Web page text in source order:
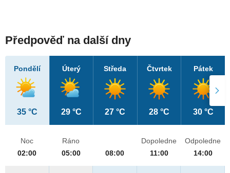
Předpověď na další dny
Pondělí
35 °C
Úterý
29 °C
Středa
27 °C
Čtvrtek
28 °C
Pátek
30 °C
Noc
02:00
Ráno
05:00
08:00
Dopoledne
11:00
Odpoledne
14:00